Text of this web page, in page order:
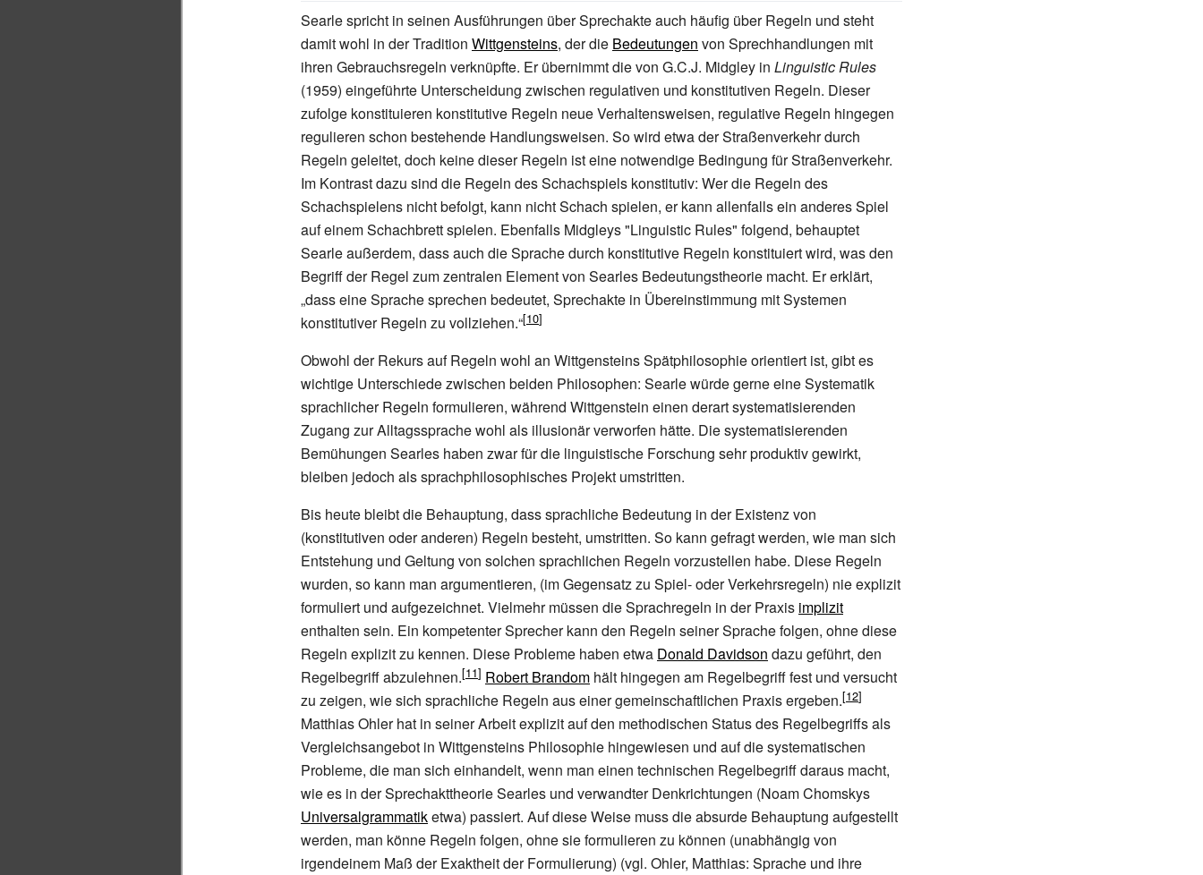
Searle spricht in seinen Ausführungen über Sprechakte auch häufig über Regeln und steht
damit wohl in der Tradition Wittgensteins, der die Bedeutungen von Sprechhandlungen mit
ihren Gebrauchsregeln verknüpfte. Er übernimmt die von G.C.J. Midgley in Linguistic Rules
(1959) eingeführte Unterscheidung zwischen regulativen und konstitutiven Regeln. Dieser
zufolge konstituieren konstitutive Regeln neue Verhaltensweisen, regulative Regeln hingegen
regulieren schon bestehende Handlungsweisen. So wird etwa der Straßenverkehr durch
Regeln geleitet, doch keine dieser Regeln ist eine notwendige Bedingung für Straßenverkehr.
Im Kontrast dazu sind die Regeln des Schachspiels konstitutiv: Wer die Regeln des
Schachspielens nicht befolgt, kann nicht Schach spielen, er kann allenfalls ein anderes Spiel
auf einem Schachbrett spielen. Ebenfalls Midgleys "Linguistic Rules" folgend, behauptet
Searle außerdem, dass auch die Sprache durch konstitutive Regeln konstituiert wird, was den
Begriff der Regel zum zentralen Element von Searles Bedeutungstheorie macht. Er erklärt,
„dass eine Sprache sprechen bedeutet, Sprechakte in Übereinstimmung mit Systemen
konstitutiver Regeln zu vollziehen.“
Obwohl der Rekurs auf Regeln wohl an Wittgensteins Spätphilosophie orientiert ist, gibt es
wichtige Unterschiede zwischen beiden Philosophen: Searle würde gerne eine Systematik
sprachlicher Regeln formulieren, während Wittgenstein einen derart systematisierenden
Zugang zur Alltagssprache wohl als illusionär verworfen hätte. Die systematisierenden
Bemühungen Searles haben zwar für die linguistische Forschung sehr produktiv gewirkt,
bleiben jedoch als sprachphilosophisches Projekt umstritten.
Bis heute bleibt die Behauptung, dass sprachliche Bedeutung in der Existenz von
(konstitutiven oder anderen) Regeln besteht, umstritten. So kann gefragt werden, wie man sich
Entstehung und Geltung von solchen sprachlichen Regeln vorzustellen habe. Diese Regeln
wurden, so kann man argumentieren, (im Gegensatz zu Spiel- oder Verkehrsregeln) nie explizit
formuliert und aufgezeichnet. Vielmehr müssen die Sprachregeln in der Praxis implizit
enthalten sein. Ein kompetenter Sprecher kann den Regeln seiner Sprache folgen, ohne diese
Regeln explizit zu kennen. Diese Probleme haben etwa Donald Davidson dazu geführt, den
Regelbegriff abzulehnen.
Robert Brandom hält hingegen am Regelbegriff fest und versucht
zu zeigen, wie sich sprachliche Regeln aus einer gemeinschaftlichen Praxis ergeben.
Matthias Ohler hat in seiner Arbeit explizit auf den methodischen Status des Regelbegriffs als
Vergleichsangebot in Wittgensteins Philosophie hingewiesen und auf die systematischen
Probleme, die man sich einhandelt, wenn man einen technischen Regelbegriff daraus macht,
wie es in der Sprechakttheorie Searles und verwandter Denkrichtungen (Noam Chomskys
Universalgrammatiketwa) passiert. Auf diese Weise muss die absurde Behauptung aufgestellt
werden, man könne Regeln folgen, ohne sie formulieren zu können (unabhängig von
irgendeinem Maß der Exaktheit der Formulierung) (vgl. Ohler, Matthias: Sprache und ihre